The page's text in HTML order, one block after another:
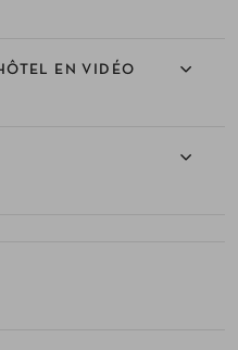
EN VIDÉO